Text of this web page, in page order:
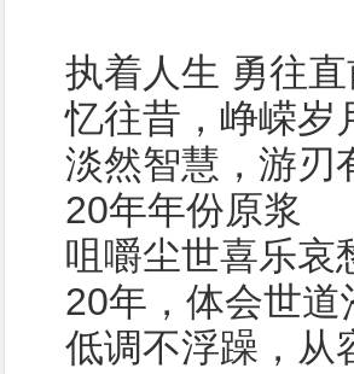
执着人生 勇往
忆往昔，峥嵘岁
淡然智慧，游刃
20年年份原浆
咀嚼尘世喜乐哀
20年，体会世道
低调不浮躁，从